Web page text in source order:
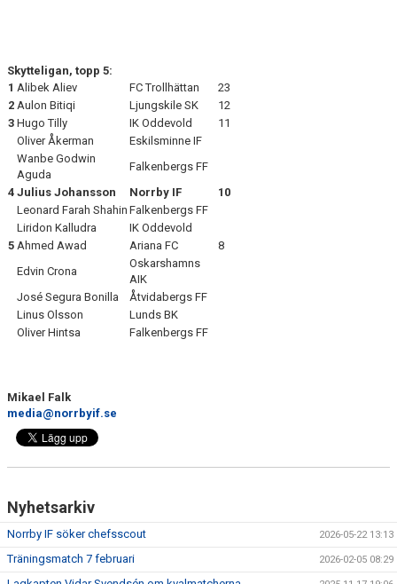
Skytteligan, topp 5:
1 Alibek Aliev FC Trollhättan
23
2 Aulon Bitiqi Ljungskile SK
12
3 Hugo Tilly IK Oddevold
11
Oliver Åkerman
Eskilsminne IF
Wanbe Godwin
Aguda
Falkenbergs FF
4 Julius Johansson Norrby IF
10
Leonard Farah Shahin Falkenbergs FF
Liridon Kalludra
IK Oddevold
5 Ahmed Awad Ariana FC
8
Edvin Crona
Oskarshamns
AIK
José Segura Bonilla
Åtvidabergs FF
Linus Olsson
Lunds BK
Oliver Hintsa
Falkenbergs FF
Mikael Falk
media@norrbyif.se
Nyhetsarkiv
Norrby IF söker chefsscout 2026-05-22 13:13
Träningsmatch 7 februari 2026-02-05 08:29